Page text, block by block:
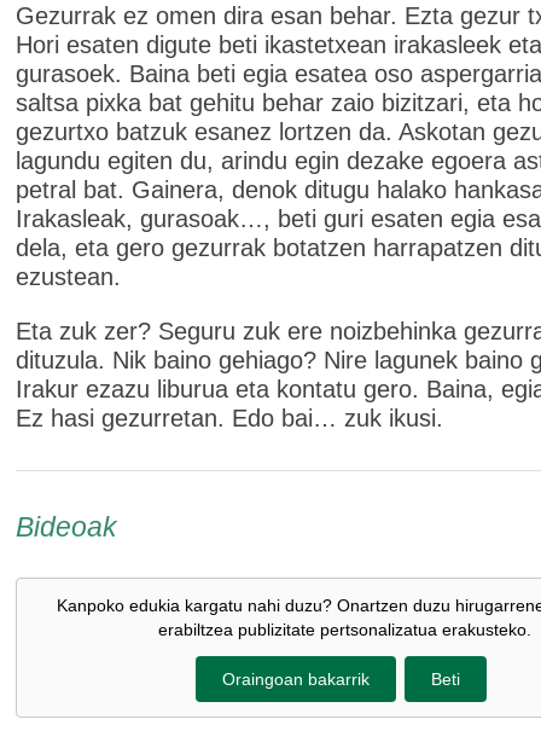
Gezurrak ez omen dira esan behar. Ezta gezur
Hori esaten digute beti ikastetxean irakasleek
gurasoek. Baina beti egia esatea oso
saltsa pixka bat gehitu behar zaio bizitzari, eta
gezurtxo batzuk esanez lortzen da. Askotan
lagundu egiten du, arindu egin dezake egoera
petral bat. Gainera, denok ditugu halako
Irakasleak, gurasoak…, beti guri esaten egia
dela, eta gero gezurrak botatzen harrapatzen
ezustean.
Eta zuk zer? Seguru zuk ere noizbehinka
dituzula. Nik baino gehiago? Nire lagunek baino
Irakur ezazu liburua eta kontatu gero. Baina,
Ez hasi gezurretan. Edo bai… zuk ikusi.
Bideoak
Kanpoko edukia kargatu nahi duzu? Onartzen duzu
erabiltzea publizitate pertsonalizatua erakusteko.
Oraingoan bakarrik Beti